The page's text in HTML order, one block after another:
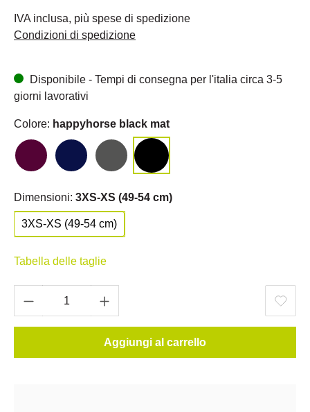
IVA inclusa, più spese di spedizione
Condizioni di spedizione
Disponibile - Tempi di consegna per l'italia circa 3-5
giorni lavorativi
Colore: happyhorse black mat
Dimensioni: 3XS-XS (49-54 cm)
3XS-XS (49-54 cm)
Tabella delle taglie
Aggiungi al carrello